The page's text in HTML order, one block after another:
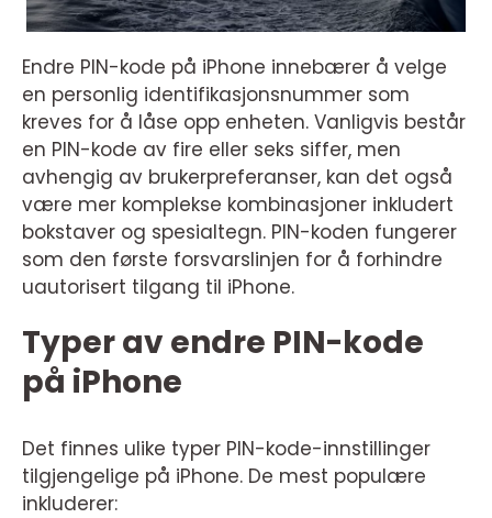
Endre PIN-kode på iPhone innebærer å velge
en personlig identifikasjonsnummer som
kreves for å låse opp enheten. Vanligvis består
en PIN-kode av fire eller seks siffer, men
avhengig av brukerpreferanser, kan det også
være mer komplekse kombinasjoner inkludert
bokstaver og spesialtegn. PIN-koden fungerer
som den første forsvarslinjen for å forhindre
uautorisert tilgang til iPhone.
Typer av endre PIN-kode
på iPhone
Det finnes ulike typer PIN-kode-innstillinger
tilgjengelige på iPhone. De mest populære
inkluderer: